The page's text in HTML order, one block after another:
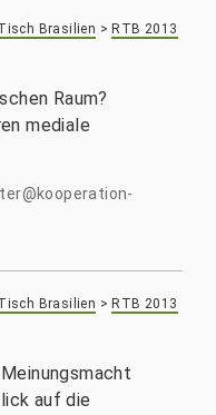
Brasilien > RTB 2013
Raum?
mediale
Brasilien > RTB 2013
auf die